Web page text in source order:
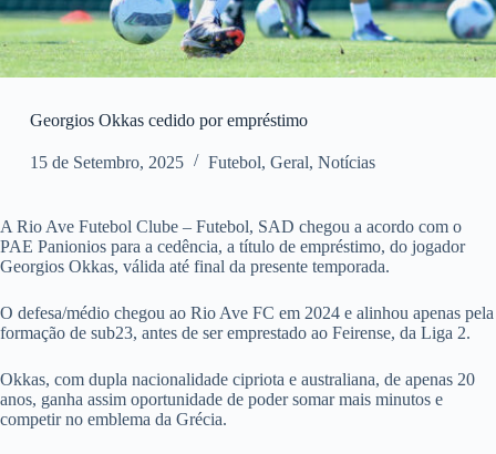
Georgios Okkas cedido por empréstimo
15 de Setembro, 2025 Futebol, Geral, Notícias
A Rio Ave Futebol Clube – Futebol, SAD chegou a acordo com o
PAE Panionios para a cedência, a título de empréstimo, do jogador
Georgios Okkas, válida até final da presente temporada.
O defesa/médio chegou ao Rio Ave FC em 2024 e alinhou apenas pela
formação de sub23, antes de ser emprestado ao Feirense, da Liga 2.
Okkas, com dupla nacionalidade cipriota e australiana, de apenas 20
anos, ganha assim oportunidade de poder somar mais minutos e
competir no emblema da Grécia.